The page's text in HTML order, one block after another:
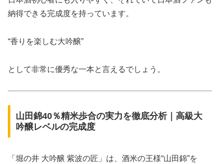
納得できる完成度を持っています。
“香りを楽しむ大吟醸”
として非常に優秀な一本と言えるでしょう。
山田錦40％精米歩合の実力を徹底分析｜高級大
吟醸レベルの完成度
「堀の井 大吟醸 紫波の匠」は、酒米の王様“山田錦”を